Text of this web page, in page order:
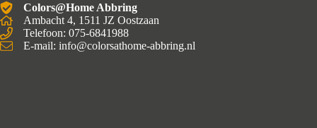
Colors@Home Abbring
Ambacht 4, 1511 JZ Oostzaan
Telefoon: 075-6841988
E-mail: info@colorsathome-abbring.nl